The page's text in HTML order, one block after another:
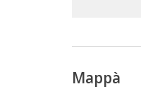
Mappà